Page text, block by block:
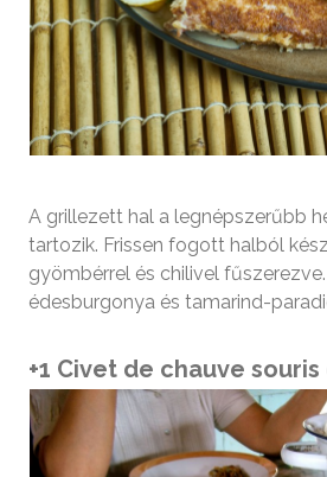
A grillezett hal a legnépszerűbb
tartozik. Frissen fogott halból
gyömbérrel és chilivel
édesburgonya és tamarind-
+1 Civet de chauve